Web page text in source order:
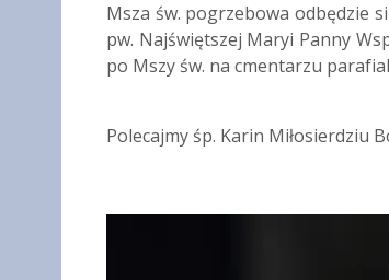
Msza św. pogrzebowa odbędzie
pw. Najświętszej Maryi Panny
po Mszy św. na cmentarzu
Polecajmy śp. Karin Miłosierdziu